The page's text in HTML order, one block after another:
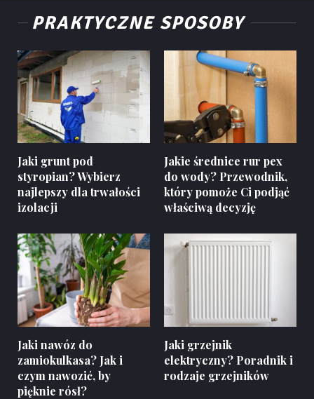
PRAKTYCZNE SPOSOBY
Jaki grunt pod
styropian? Wybierz
najlepszy dla trwałości
izolacji
Jakie średnice rur pex
do wody? Przewodnik,
który pomoże Ci podjąć
właściwą decyzję
Jaki nawóz do
zamiokulkasa? Jak i
czym nawozić, by
pięknie rósł?
Jaki grzejnik
elektryczny? Poradnik i
rodzaje grzejników